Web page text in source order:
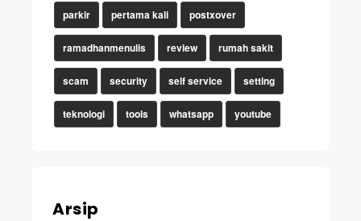
parkir pertama kali postxover
ramadhanmenulis review rumah sakit
scam security self service setting
teknologi tools whatsapp youtube
Arsip